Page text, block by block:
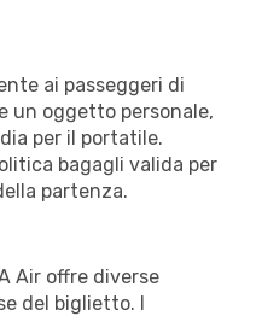
ai passeggeri di
un oggetto personale,
per il portatile.
bagagli valida per
partenza.
Air offre diverse
del biglietto. I